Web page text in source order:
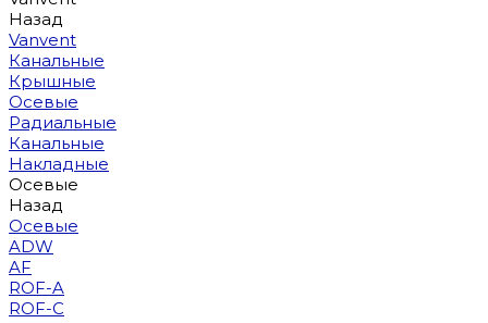
Назад
Vanvent
Канальные
Крышные
Осевые
Радиальные
Канальные
Накладные
Осевые
Назад
Осевые
ADW
AF
ROF-A
ROF-C